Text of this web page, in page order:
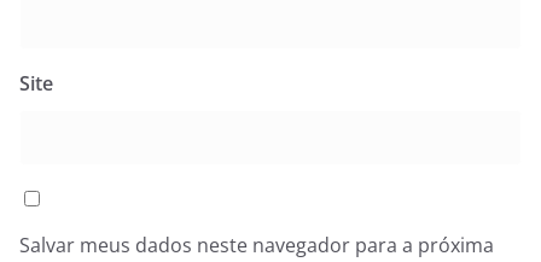
Site
Salvar meus dados neste navegador para a próxima